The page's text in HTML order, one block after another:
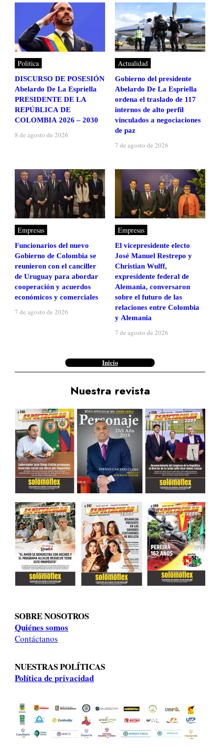
Politica
DISCURSO DE POSESIÓN
Abelardo De La Espriella
PRESIDENTE DE LA
REPÚBLICA DE
COLOMBIA 2026 – 2030
8 de agosto de 2026
Actualidad
Gobierno del presidente
Abelardo De La Espriella
ordena el traslado de 117
internos de alto perfil
vinculados a negociaciones
de paz
7 de agosto de 2026
Empresas
Funcionarios del nuevo
Gobierno de Colombia se
reunieron con el canciller
de Uruguay para abordar
cooperación y acuerdos
económicos y comerciales
7 de agosto de 2026
Empresas
El vicepresidente electo
José Manuel Restrepo y
Christian Wulff,
expresidente federal de
Alemania, conversaron
sobre el futuro de las
relaciones entre Colombia
y Alemania
7 de agosto de 2026
Inicio
Nuestra revista
SOBRE NOSOTROS
Quiénes somos
Contáctanos
NUESTRAS POLÍTICAS
Política de privacidad